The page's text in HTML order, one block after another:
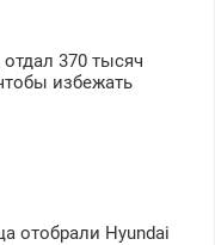
370 тысяч
избежать
отобрали Hyundai